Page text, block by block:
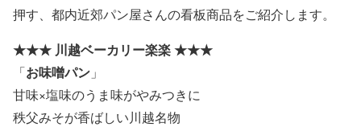
押す、都内近郊パン屋さんの看板商品をご紹介します。
★★★ 川越ベーカリー楽楽★★★
「お味噌パン 」
甘味×塩味のうま味がやみつきに
秩父みそが香ばしい川越名物